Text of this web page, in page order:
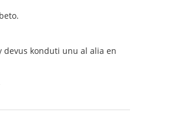
devus konduti unu al alia en